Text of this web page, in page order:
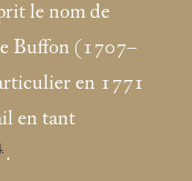
le nom de
Buffon (1707–
en 1771
en tant
.